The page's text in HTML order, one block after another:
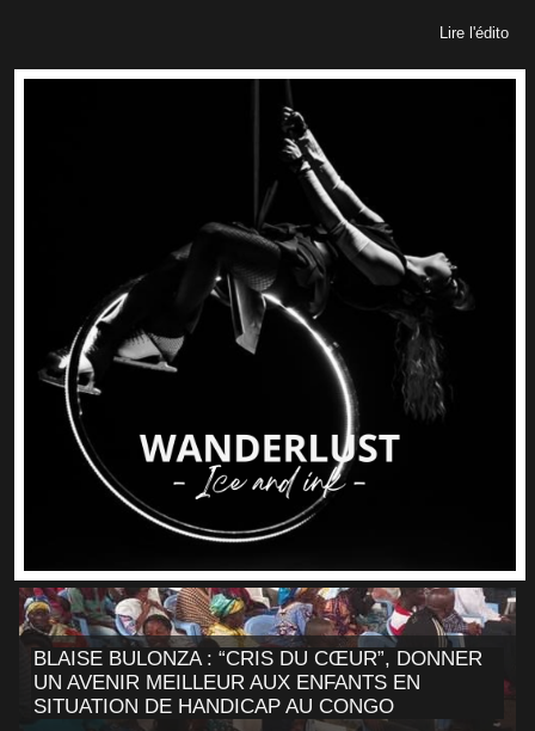
Lire l'édito
BLAISE BULONZA : “CRIS DU CŒUR”, DONNER
UN AVENIR MEILLEUR AUX ENFANTS EN
SITUATION DE HANDICAP AU CONGO